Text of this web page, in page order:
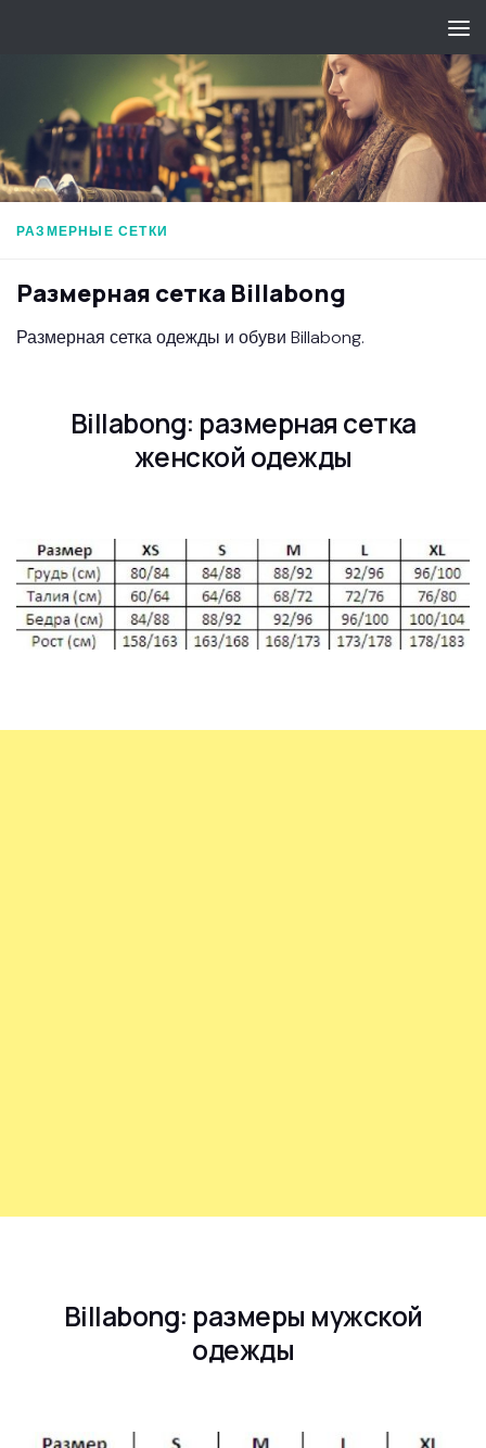
РАЗМЕРНЫЕ СЕТКИ
Размерная сетка Billabong
Размерная сетка одежды и обуви Billabong.
Billabong: размерная сетка
женской одежды
Billabong: размеры мужской
одежды